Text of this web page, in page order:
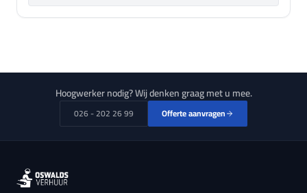
Hoogwerker nodig? Wij denken graag met u mee.
026 - 202 26 99 Offerte aanvragen